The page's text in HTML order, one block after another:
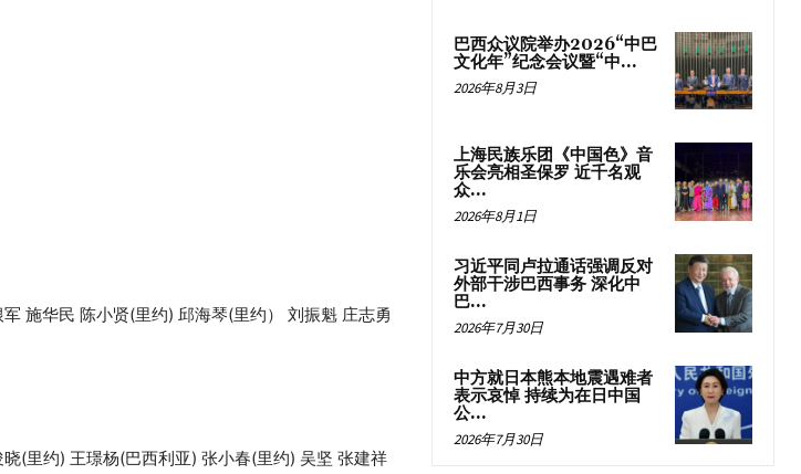
施华民 陈小贤(里约) 邱海琴(里约） 刘振魁 庄志勇
(里约) 王璟杨(巴西利亚) 张小春(里约) 吴坚 张建祥
巴西众议院举办2026“中巴
文化年”纪念会议暨“中...
2026年8月3日
上海民族乐团《中国色》音
乐会亮相圣保罗 近千名观
众...
2026年8月1日
习近平同卢拉通话强调反对
外部干涉巴西事务 深化中
巴...
2026年7月30日
中方就日本熊本地震遇难者
表示哀悼 持续为在日中国
公...
2026年7月30日